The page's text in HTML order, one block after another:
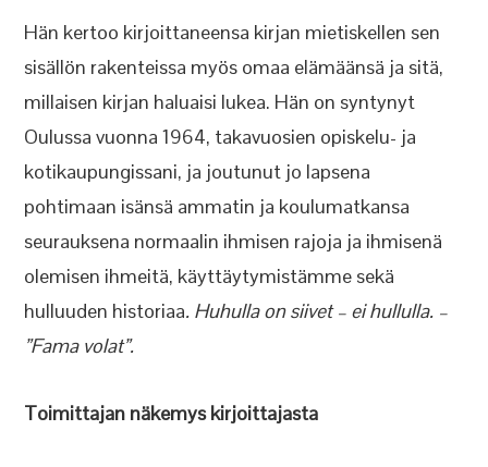
Hän kertoo kirjoittaneensa kirjan mietiskellen sen
sisällön rakenteissa myös omaa elämäänsä ja sitä,
millaisen kirjan haluaisi lukea. Hän on syntynyt
Oulussa vuonna 1964, takavuosien opiskelu- ja
kotikaupungissani, ja joutunut jo lapsena
pohtimaan isänsä ammatin ja koulumatkansa
seurauksena normaalin ihmisen rajoja ja ihmisenä
olemisen ihmeitä, käyttäytymistämme sekä
hulluuden historiaa. Huhulla on siivet – ei hullulla. –
”Fama volat”.
Toimittajan näkemys kirjoittajasta